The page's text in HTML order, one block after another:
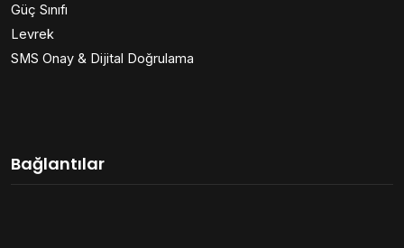
Güç Sınıfı
Levrek
SMS Onay & Dijital Doğrulama
Bağlantılar